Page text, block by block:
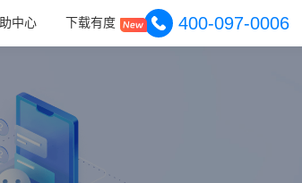
中心 下载有度 400-097-0006